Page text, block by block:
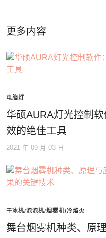
更多内容
电脑灯
华硕AURA灯光控制
效的绝佳工具
2021 年 09 月 03 日
干冰机/泡泡机/烟雾机/冷焰火
舞台烟雾机种类、原